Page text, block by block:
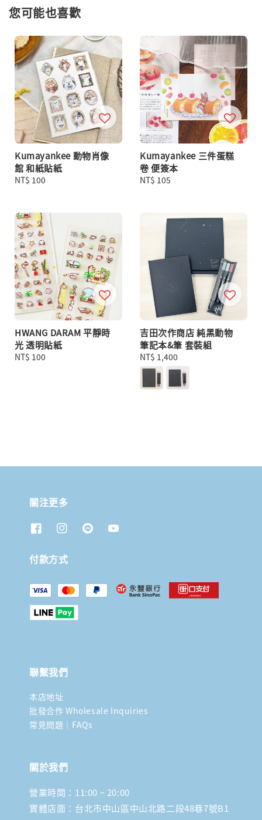
您可能也喜歡
Kumayankee 動物肖像
館 和紙貼紙
Regular
NT$ 100
Kumayankee 三件蛋糕
卷 便簽本
Regular
NT$ 105
HWANG DARAM 平靜時
光 透明貼紙
Regular
NT$ 100
吉田次作商店 純黑動物
筆記本&筆 套裝組
Regular
price
NT$ 1,400
關注更多
付款方式
聯繫我們
本店地址
批發合作 Wholesale Inquiries
常見問題｜FAQs
關於我們
營業時間：11:00 ~ 20:00
實體店面：台北市中山區中山北路二段48巷7號B1